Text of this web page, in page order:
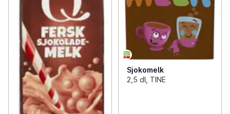
Sjokomelk
2,5 dl, TINE